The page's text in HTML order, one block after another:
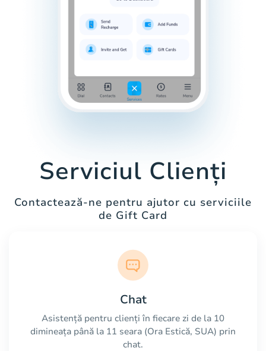
Serviciul Clienți
Contactează-ne pentru ajutor cu serviciile
de Gift Card
Chat
Asistență pentru clienți în fiecare zi de la 10
dimineața până la 11 seara (Ora Estică, SUA) prin
chat.